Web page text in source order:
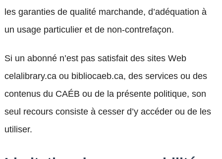
les garanties de qualité marchande, d’adéquation à
un usage particulier et de non-contrefaçon.
Si un abonné n’est pas satisfait des sites Web
celalibrary.ca ou bibliocaeb.ca, des services ou des
contenus du CAÉB ou de la présente politique, son
seul recours consiste à cesser d’y accéder ou de les
utiliser.